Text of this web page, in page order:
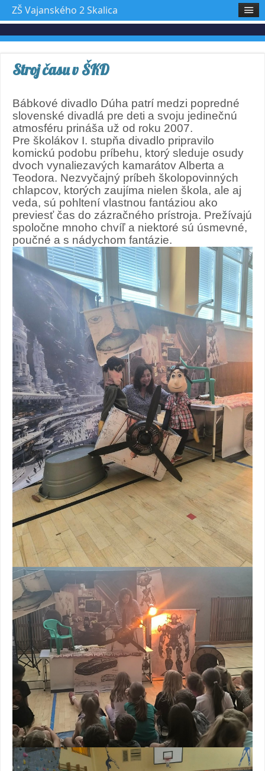
Stroj času v ŠKD
Bábkové divadlo Dúha patrí medzi popredné
slovenské divadlá pre deti a svoju jedinečnú
atmosféru prináša už od roku 2007.
Pre školákov I. stupňa divadlo pripravilo
komickú podobu príbehu, ktorý sleduje osudy
dvoch vynaliezavých kamarátov Alberta a
Teodora. Nezvyčajný príbeh školopovinných
chlapcov, ktorých zaujíma nielen škola, ale aj
veda, sú pohltení vlastnou fantáziou ako
previesť čas do zázračného prístroja. Prežívajú
spoločne mnoho chvíľ a niektoré sú úsmevné,
poučné a s nádychom fantázie.
ZŠ Vajanského 2 Skalica